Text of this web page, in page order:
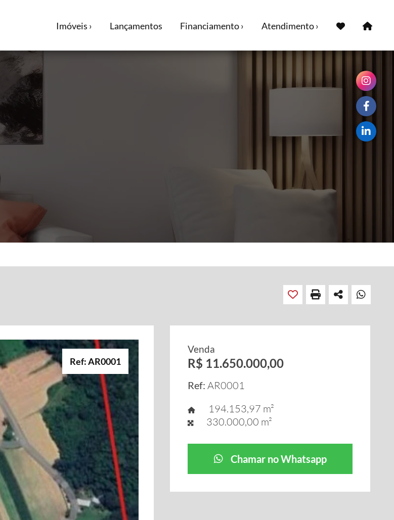
Imóveis › Lançamentos Financiamento › Atendimento ›
Ref: AR0001
Venda
R$ 11.650.000,00
Ref: AR0001
194.153,97 m²
330.000,00 m²
Chamar no Whatsapp